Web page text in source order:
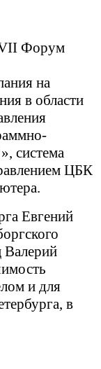
Форум
на
в области
система
ЦБК
Евгений
Валерий
и для
в